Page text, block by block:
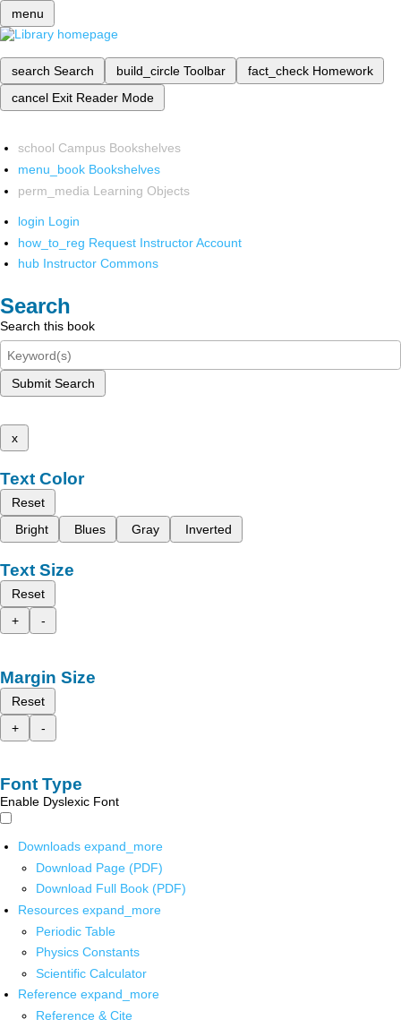
menu
search Search build_circle Toolbar fact_check Homework
cancel Exit Reader Mode
school Campus Bookshelves
menu_book Bookshelves
perm_media Learning Objects
login Login
how_to_reg Request Instructor Account
hub Instructor Commons
Search
Search this book
Submit Search
x
Text Color
Reset
Bright
Blues Gray Inverted
Text Size
Reset
+
-
Margin Size
Reset
+
-
Font Type
Enable Dyslexic Font
Downloads expand_more
Download Page (PDF)
Download Full Book (PDF)
Resources expand_more
Periodic Table
Physics Constants
Scientific Calculator
Reference expand_more
Reference & Cite